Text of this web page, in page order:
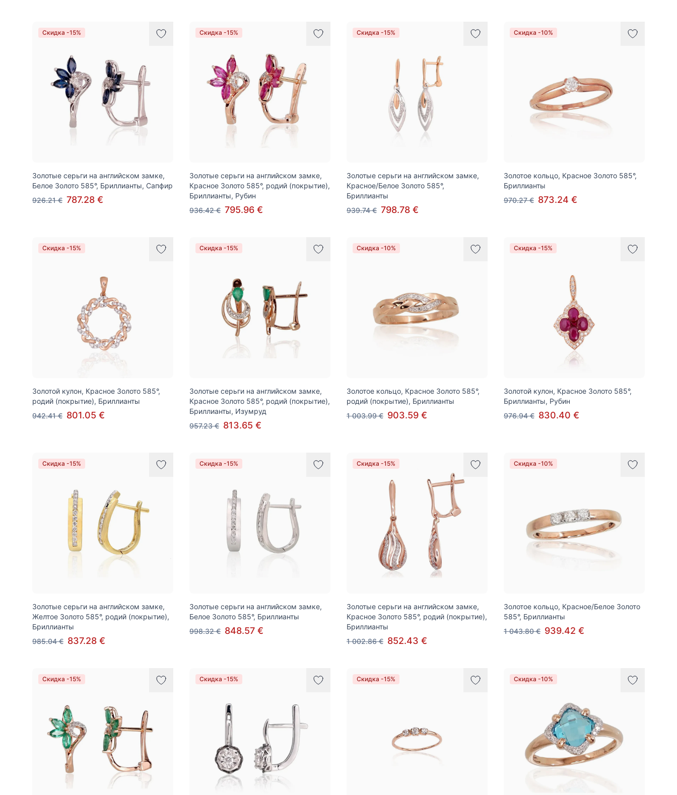
Скидка -15%
Золотые серьги на английском замке,
Белое Золото 585°, Бриллианты, Сапфир
926.21 € 787.28 €
Скидка -15%
Золотые серьги на английском замке,
Красное Золото 585°, родий (покрытие),
Бриллианты, Рубин
936.42 € 795.96 €
Скидка -15%
Золотые серьги на английском замке,
Красное/Белое Золото 585°,
Бриллианты
939.74 € 798.78 €
Скидка -10%
Золотое кольцо, Красное Золото 585°,
Бриллианты
970.27 € 873.24 €
Скидка -15%
Золотой кулон, Красное Золото 585°,
родий (покрытие), Бриллианты
942.41 € 801.05 €
Скидка -15%
Золотые серьги на английском замке,
Красное Золото 585°, родий (покрытие),
Бриллианты, Изумруд
957.23 € 813.65 €
Скидка -10%
Золотое кольцо, Красное Золото 585°,
родий (покрытие), Бриллианты
1 003.99 € 903.59 €
Скидка -15%
Золотой кулон, Красное Золото 585°,
Бриллианты, Рубин
976.94 € 830.40 €
Скидка -15%
Золотые серьги на английском замке,
Желтое Золото 585°, родий (покрытие),
Бриллианты
985.04 € 837.28 €
Скидка -15%
Золотые серьги на английском замке,
Белое Золото 585°, Бриллианты
998.32 € 848.57 €
Скидка -15%
Золотые серьги на английском замке,
Красное Золото 585°, родий (покрытие),
Бриллианты
1 002.86 € 852.43 €
Скидка -10%
Золотое кольцо, Красное/Белое Золото
585°, Бриллианты
1 043.80 € 939.42 €
Скидка -15% Скидка -15% Скидка -15% Скидка -10%